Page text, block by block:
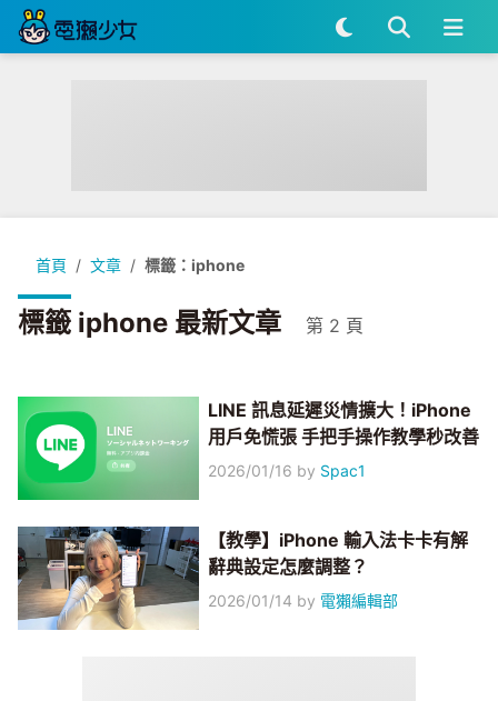
首頁 文章 標籤：iphone
標籤 iphone 最新文章 第 2 頁
LINE 訊息延遲災情擴大！iPhone
用戶免慌張 手把手操作教學秒改善
2026/01/16 by Spac1
【教學】iPhone 輸入法卡卡有解
辭典設定怎麼調整？
2026/01/14 by 電獺編輯部